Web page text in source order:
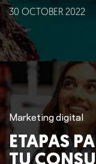
30 OCTOBER 2022
Marketing digital
ETAPAS